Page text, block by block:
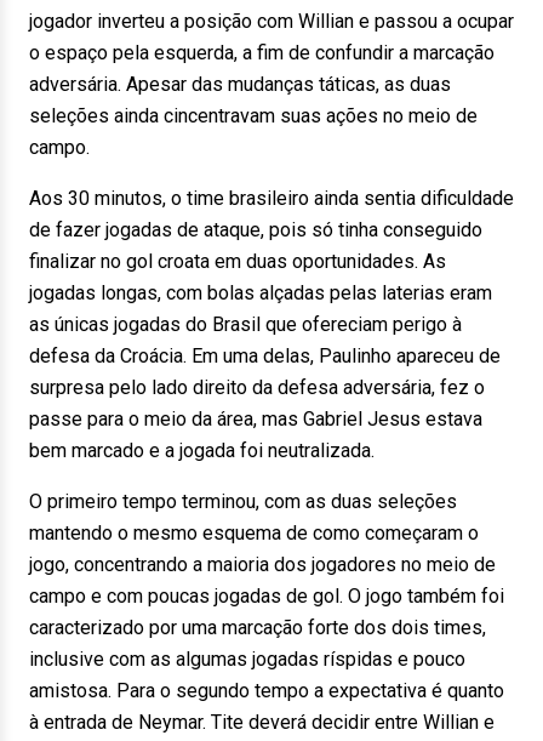
jogador inverteu a posição com Willian e passou a ocupar
o espaço pela esquerda, a fim de confundir a marcação
adversária. Apesar das mudanças táticas, as duas
seleções ainda cincentravam suas ações no meio de
campo.
Aos 30 minutos, o time brasileiro ainda sentia dificuldade
de fazer jogadas de ataque, pois só tinha conseguido
finalizar no gol croata em duas oportunidades. As
jogadas longas, com bolas alçadas pelas laterias eram
as únicas jogadas do Brasil que ofereciam perigo à
defesa da Croácia. Em uma delas, Paulinho apareceu de
surpresa pelo lado direito da defesa adversária, fez o
passe para o meio da área, mas Gabriel Jesus estava
bem marcado e a jogada foi neutralizada.
O primeiro tempo terminou, com as duas seleções
mantendo o mesmo esquema de como começaram o
jogo, concentrando a maioria dos jogadores no meio de
campo e com poucas jogadas de gol. O jogo também foi
caracterizado por uma marcação forte dos dois times,
inclusive com as algumas jogadas ríspidas e pouco
amistosa. Para o segundo tempo a expectativa é quanto
à entrada de Neymar. Tite deverá decidir entre Willian e